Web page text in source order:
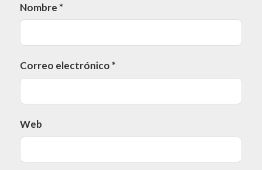
Nombre *
Correo electrónico *
Web